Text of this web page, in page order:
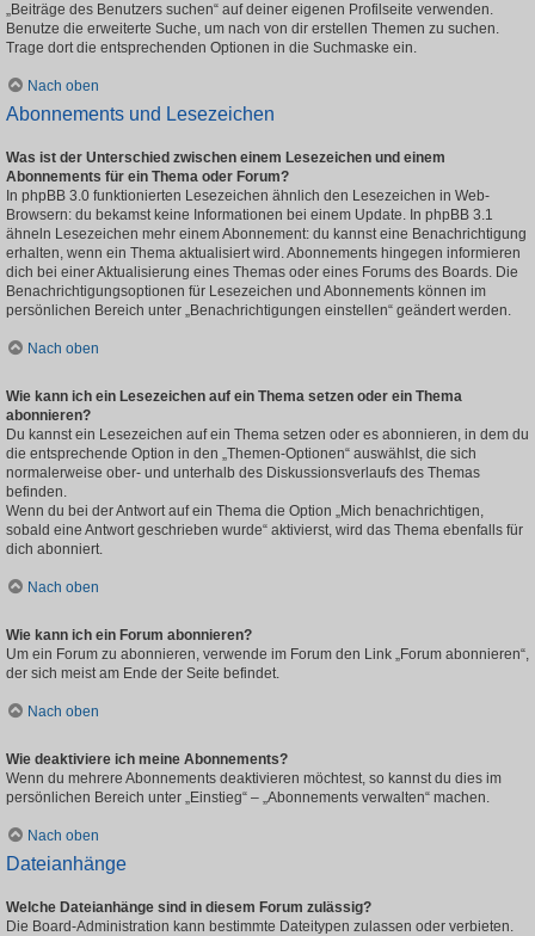
„Beiträge des Benutzers suchen“ auf deiner eigenen Profilseite verwenden.
Benutze die erweiterte Suche, um nach von dir erstellen Themen zu suchen.
Trage dort die entsprechenden Optionen in die Suchmaske ein.
Nach oben
Abonnements und Lesezeichen
Was ist der Unterschied zwischen einem Lesezeichen und einem
Abonnements für ein Thema oder Forum?
In phpBB 3.0 funktionierten Lesezeichen ähnlich den Lesezeichen in Web-
Browsern: du bekamst keine Informationen bei einem Update. In phpBB 3.1
ähneln Lesezeichen mehr einem Abonnement: du kannst eine Benachrichtigung
erhalten, wenn ein Thema aktualisiert wird. Abonnements hingegen informieren
dich bei einer Aktualisierung eines Themas oder eines Forums des Boards. Die
Benachrichtigungsoptionen für Lesezeichen und Abonnements können im
persönlichen Bereich unter „Benachrichtigungen einstellen“ geändert werden.
Nach oben
Wie kann ich ein Lesezeichen auf ein Thema setzen oder ein Thema
abonnieren?
Du kannst ein Lesezeichen auf ein Thema setzen oder es abonnieren, in dem du
die entsprechende Option in den „Themen-Optionen“ auswählst, die sich
normalerweise ober- und unterhalb des Diskussionsverlaufs des Themas
befinden.
Wenn du bei der Antwort auf ein Thema die Option „Mich benachrichtigen,
sobald eine Antwort geschrieben wurde“ aktivierst, wird das Thema ebenfalls für
dich abonniert.
Nach oben
Wie kann ich ein Forum abonnieren?
Um ein Forum zu abonnieren, verwende im Forum den Link „Forum abonnieren“,
der sich meist am Ende der Seite befindet.
Nach oben
Wie deaktiviere ich meine Abonnements?
Wenn du mehrere Abonnements deaktivieren möchtest, so kannst du dies im
persönlichen Bereich unter „Einstieg“ – „Abonnements verwalten“ machen.
Nach oben
Dateianhänge
Welche Dateianhänge sind in diesem Forum zulässig?
Die Board-Administration kann bestimmte Dateitypen zulassen oder verbieten.